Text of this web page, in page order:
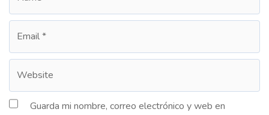
Guarda mi nombre, correo electrónico y web en